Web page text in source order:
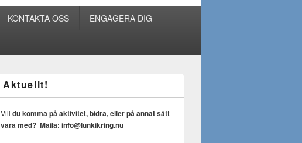
KONTAKTA OSS ENGAGERA DIG
Aktuellt!
Vill du komma på aktivitet, bidra, eller på annat sätt
vara med? Maila: info@lunkikring.nu